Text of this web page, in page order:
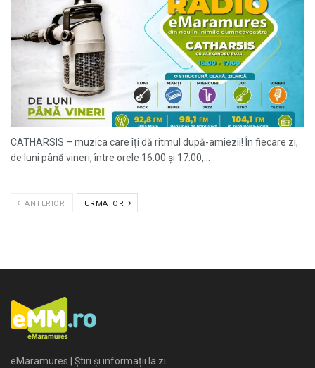
CATHARSIS – muzica care îți dă ritmul după-amiezii! În fiecare zi,
de luni până vineri, între orele 16:00 și 17:00,...
ANTERIOR URMATOR
eMaramures | Știri și informații la zi